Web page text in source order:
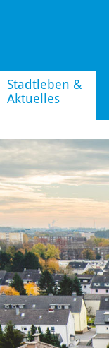
Stadtleben &
Aktuelles